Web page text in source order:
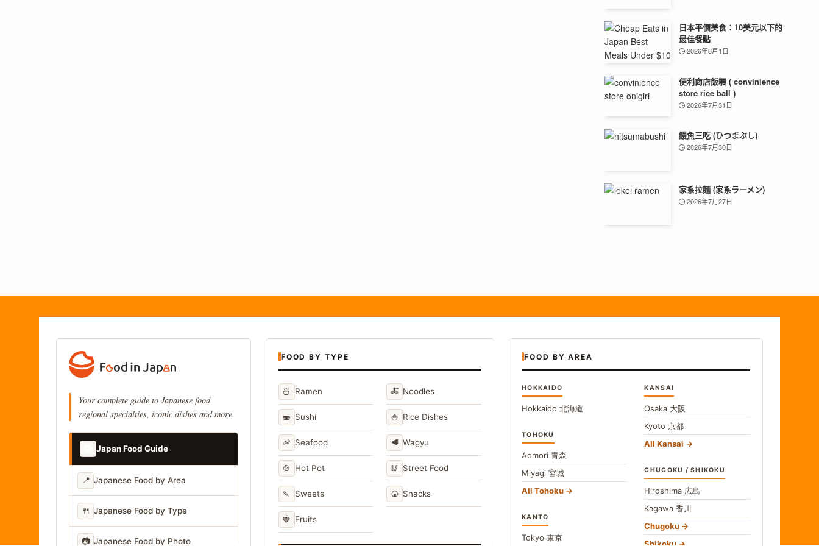
日本平價美食：10美元以下的
最佳餐點
2026年8月1日
便利商店飯糰 ( convinience
store rice ball )
2026年7月31日
鰻魚三吃 (ひつまぶし)
2026年7月30日
家系拉麵 (家系ラーメン)
2026年7月27日
Your complete guide to Japanese food
regional specialties, iconic dishes and more.
Japan Food Guide
📍 Japanese Food by Area
🍴 Japanese Food by Type
📷 Japanese Food by Photo
FOOD BY TYPE
🍜 Ramen 🍝 Noodles
🍣 Sushi 🍚 Rice Dishes
🦐 Seafood 🥩 Wagyu
🍲 Hot Pot 🥢 Street Food
🍡 Sweets 🍘 Snacks
🍓 Fruits
FOOD BY AREA
HOKKAIDO
Hokkaido 北海道
TOHOKU
Aomori 青森
Miyagi 宮城
All Tohoku
KANTO
Tokyo 東京
KANSAI
Osaka 大阪
Kyoto京都
All Kansai
CHUGOKU / SHIKOKU
Hiroshima 広島
Kagawa香川
Chugoku
Shikoku